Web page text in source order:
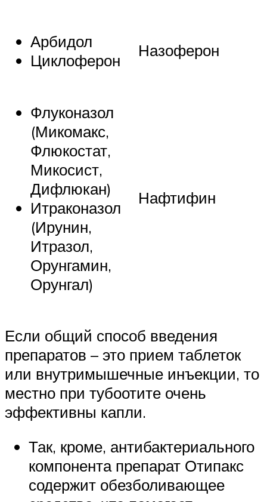
Арбидол
Циклоферон
Назоферон
Флуконазол
(Микомакс,
Флюкостат,
Микосист,
Дифлюкан)
Итраконазол
(Ирунин,
Итразол,
Орунгамин,
Орунгал)
Нафтифин
Если общий способ введения
препаратов – это прием таблеток
или внутримышечные инъекции, то
местно при тубоотите очень
эффективны капли.
Так, кроме, антибактериального
компонента препарат Отипакс
содержит обезболивающее